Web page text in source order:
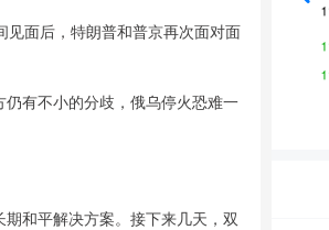
面后，特朗普和普京再次面对面
有不小的分歧，俄乌停火恐难一
和平解决方案。接下来几天，双